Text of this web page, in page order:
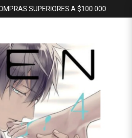
SUPERIORES A $100.000